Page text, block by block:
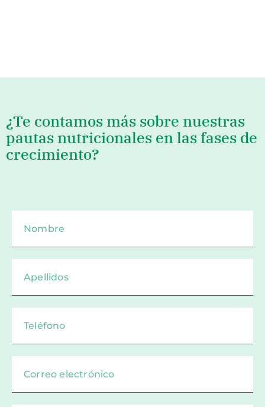
¿Te contamos más sobre nuestras
pautas nutricionales en las fases de
crecimiento?